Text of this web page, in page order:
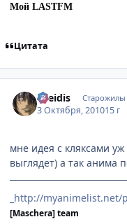
Мой LASTFM
Цитата
Greidis Старожилы
3 Октября, 201015 г
мне идея с кляксами
выглядет) а так анима
_http://myanimelist.net/
[Maschera] team